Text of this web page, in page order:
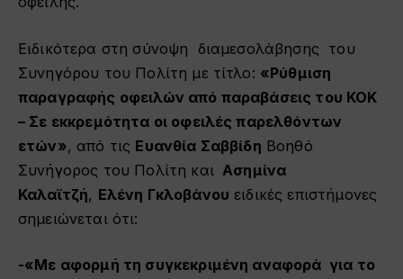
Ειδικότερα στη σύνοψη διαμεσολάβησης του
Συνηγόρου του Πολίτη με τίτλο: «Ρύθμιση
παραγραφής οφειλών από παραβάσεις του ΚΟΚ
– Σε εκκρεμότητα οι οφειλές παρελθόντων
ετών», από τις Ευανθία Σαββίδη Βοηθό
Συνήγορος του Πολίτη και Ασημίνα
Καλαϊτζή, Ελένη Γκλοβάνου ειδικές επιστήμονες
σημειώνεται ότι:
-«Με αφορμή τη συγκεκριμένη αναφορά για το